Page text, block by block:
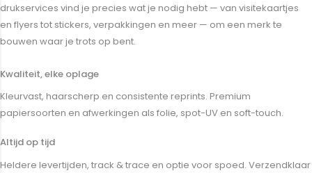
drukservices vind je precies wat je nodig hebt — van visitekaartjes
en flyers tot stickers, verpakkingen en meer — om een merk te
bouwen waar je trots op bent.
Kwaliteit, elke oplage
Kleurvast, haarscherp en consistente reprints. Premium
papiersoorten en afwerkingen als folie, spot-UV en soft-touch.
Altijd op tijd
Heldere levertijden, track & trace en optie voor spoed. Verzendklaar